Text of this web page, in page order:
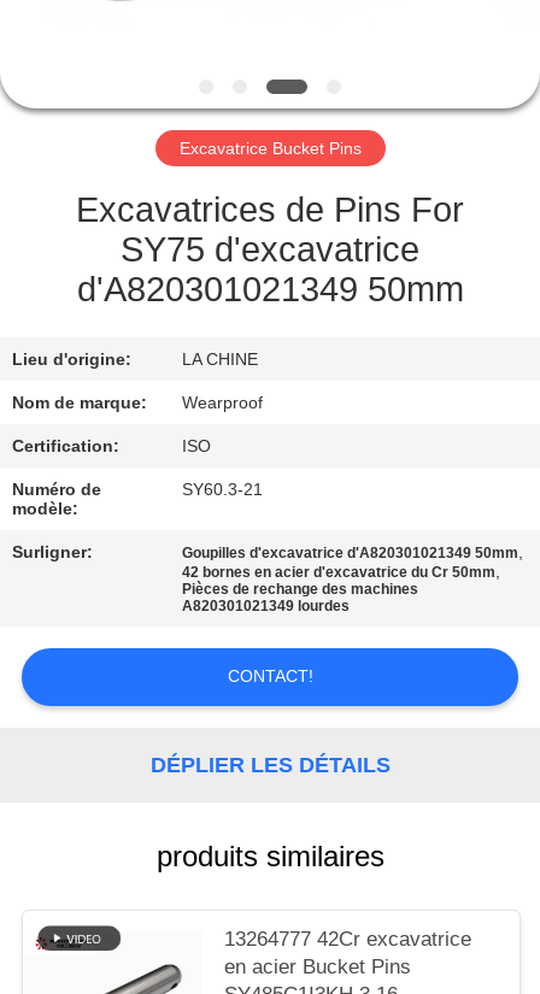
DE
CONTACTEZ-
UNE
CITATION
PLAN
DU
SITE
POLICY
Excavatrice Bucket Pins
Excavatrices de Pins For
SY75 d'excavatrice
d'A820301021349 50mm
Lieu d'origine: LA CHINE
Nom de marque: Wearproof
Certification: ISO
Numéro de
modèle:
SY60.3-21
Surligner: Goupilles d'excavatrice d'A820301021349 50mm,
42 bornes en acier d'excavatrice du Cr 50mm,
Pièces de rechange des machines
A820301021349 lourdes
CONTACT!
DÉPLIER LES DÉTAILS
produits similaires
13264777 42Cr excavatrice
en acier Bucket Pins